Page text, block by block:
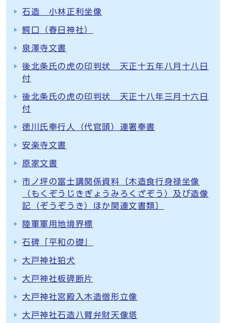
石造 小林正利坐像
鰐口（春日神社）
泉澤寺文書
後北条氏の虎の印判状 天正十五年八月十八日
付
後北条氏の虎の印判状 天正十八年三月十六日
付
徳川氏奉行人（代官頭）連署奉書
安楽寺文書
原家文書
市ノ坪の富士講関係資料〔木造食行身禄坐像
（もくぞうじきぎょうみろくざぞう）及び造像
記（ぞうぞうき）ほか関連文書類〕
陸軍軍用地境界標
石碑「平和の礎」
大戸神社狛犬
大戸神社板碑断片
大戸神社宮殿入木造僧形立像
大戸神社石造八臂弁財天像塔